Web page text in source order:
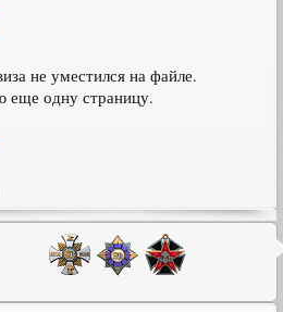
не уместился на файле.
еще одну страницу.